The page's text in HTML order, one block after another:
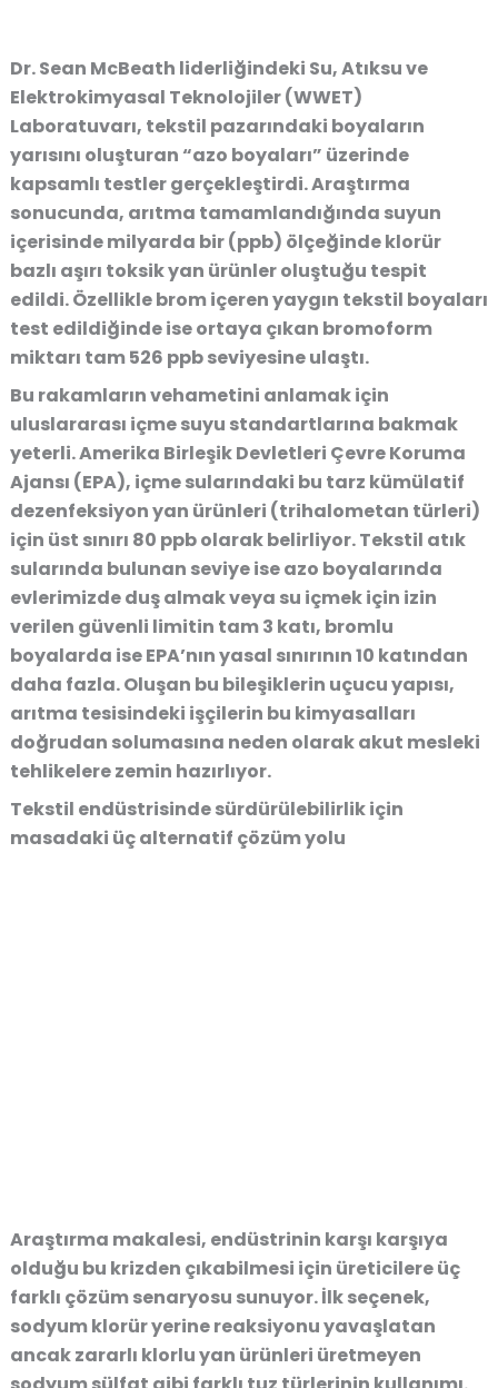
Dr. Sean McBeath liderliğindeki Su, Atıksu ve
Elektrokimyasal Teknolojiler (WWET)
Laboratuvarı, tekstil pazarındaki boyaların
yarısını oluşturan “azo boyaları” üzerinde
kapsamlı testler gerçekleştirdi. Araştırma
sonucunda, arıtma tamamlandığında suyun
içerisinde milyarda bir (ppb) ölçeğinde klorür
bazlı aşırı toksik yan ürünler oluştuğu tespit
edildi. Özellikle brom içeren yaygın tekstil boyaları
test edildiğinde ise ortaya çıkan bromoform
miktarı tam 526 ppb seviyesine ulaştı.
Bu rakamların vehametini anlamak için
uluslararası içme suyu standartlarına bakmak
yeterli. Amerika Birleşik Devletleri Çevre Koruma
Ajansı (EPA), içme sularındaki bu tarz kümülatif
dezenfeksiyon yan ürünleri (trihalometan türleri)
için üst sınırı 80 ppb olarak belirliyor. Tekstil atık
sularında bulunan seviye ise azo boyalarında
evlerimizde duş almak veya su içmek için izin
verilen güvenli limitin tam 3 katı, bromlu
boyalarda ise EPA’nın yasal sınırının 10 katından
daha fazla. Oluşan bu bileşiklerin uçucu yapısı,
arıtma tesisindeki işçilerin bu kimyasalları
doğrudan solumasına neden olarak akut mesleki
tehlikelere zemin hazırlıyor.
Tekstil endüstrisinde sürdürülebilirlik için
masadaki üç alternatif çözüm yolu
Araştırma makalesi, endüstrinin karşı karşıya
olduğu bu krizden çıkabilmesi için üreticilere üç
farklı çözüm senaryosu sunuyor. İlk seçenek,
sodyum klorür yerine reaksiyonu yavaşlatan
ancak zararlı klorlu yan ürünleri üretmeyen